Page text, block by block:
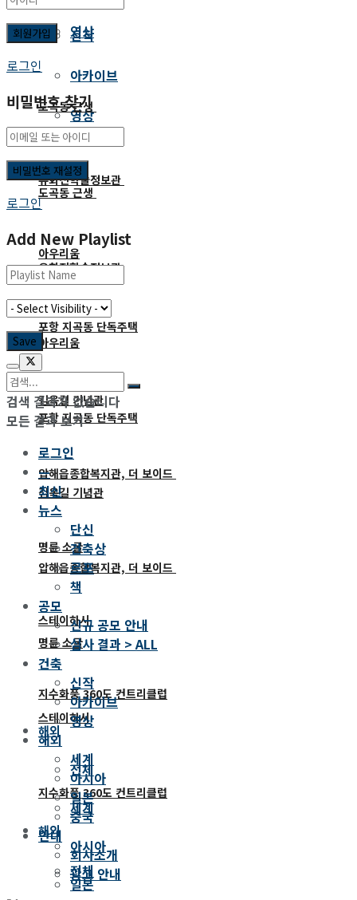
신작
아카이브
영상
도곡동 근생
유회진학술정보관
아우리움
포항 지곡동 단독주택
김옥길 기념관
압해읍종합복지관, 더 보이드
명륜 소굴
스테이하시
지수화풍 360도 컨트리클럽
해외
전체
영상
도곡동 근생
유회진학술정보관
아우리움
포항 지곡동 단독주택
김옥길 기념관
압해읍종합복지관, 더 보이드
명륜 소굴
스테이하시
지수화풍 360도 컨트리클럽
해외
전체
세계
아시아
일본
로그인
비밀번호 찾기
로그인
Add New Playlist
검색 결과가 없습니다
모든 결과 보기
로그인
—
최신
뉴스
단신
건축상
르포
책
공모
신규 공모 안내
심사 결과 > ALL
건축
신작
아카이브
영상
해외
세계
아시아
일본
중국
안내
회사소개
광고 안내